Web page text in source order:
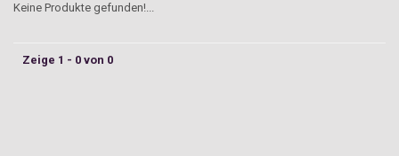
Keine Produkte gefunden!...
Zeige 1 - 0 von 0